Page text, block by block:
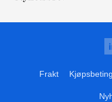
Frakt